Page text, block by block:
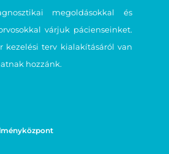
megoldásokkal és
várjuk pácienseinket.
kezelési terv kialakításáról van
hozzánk.